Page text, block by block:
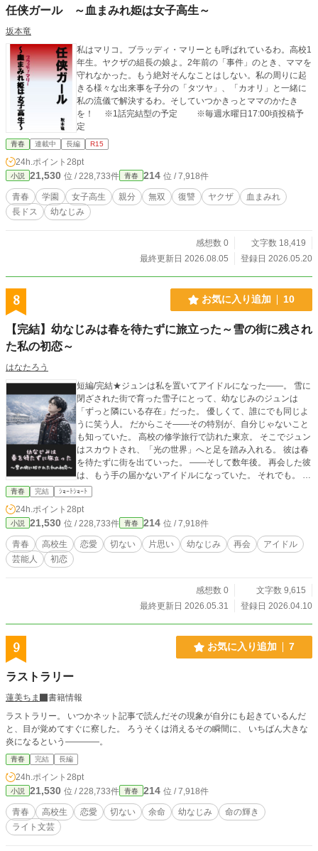
任侠ガール ～血まみれ姫は女子高生～
坂本竜
私はマリコ。ブラッディ・マリーとも呼ばれているわ。高校1
年生。ヤクザの組長の娘よ。2年前の「事件」のとき、ママを
守れなかった。もう絶対そんなことはしない。私の周りに起
きる様々な出来事を子分の「タツヤ」、「カオリ」と一緒に
私の流儀で解決するわ。そしていつかきっとママのかたき
を！ ※1話完結型の予定 ※毎週水曜日17:00頃投稿予
定
青春 連載中 長編 R15
24h.ポイント 28pt
小説 21,530 位 / 228,733件 青春 214 位 / 7,918件
青春 学園 女子高生 親分 無双 復讐 ヤクザ
血まみれ
長ドス
幼なじみ
感想数 0
文字数 18,419
最終更新日 2026.08.05
登録日 2026.05.20
8 お気に入り追加 10
【完結】幼なじみは春を待たずに旅立った～雪の街に残され
た私の初恋～
はなたろう
短編/完結★ジュンは私を置いてアイドルになった――。 雪に
閉ざされた街で育った雪子にとって、幼なじみのジュンは
「ずっと隣にいる存在」だった。 優しくて、誰にでも同じよ
うに笑う人。 だからこそ――その特別が、自分じゃないこと
も知っていた。 高校の修学旅行で訪れた東京。 そこでジュン
はスカウトされ、「光の世界」へと足を踏み入れる。 彼は春
を待たずに街を出ていった。 ――そして数年後。 再会した彼
は、もう手の届かないアイドルになっていた。 それでも。 か
つて自分がかけた一言が、彼の背中を押していたと知ったと
き―― 止まっていた時間が、静かに動き出す。 これは、初恋
を置いていかれた私が、もう一度前に進むまでの物語。 ★皆
様からの反応が執筆のエネルギー源です。 いいな～と思った
ら、お気に入りや♡をポチっとお願いいたします🎵
青春 完結 ｼｮｰﾄｼｮｰﾄ
24h.ポイント 28pt
小説 21,530 位 / 228,733件 青春 214 位 / 7,918件
青春 高校生 恋愛 切ない 片思い 幼なじみ 再会
アイドル
芸能人
初恋
感想数 0
文字数 9,615
最終更新日 2026.05.31
登録日 2026.04.10
9 お気に入り追加 7
ラストラリー
蓮美ちま
書籍情報
ラストラリー。 いつかネット記事で読んだその現象が自分にも起きているんだ
と、目が覚めてすぐに察した。 ろうそくは消えるその瞬間に、 いちばん大きな
炎になるという――――。
青春 完結 長編
24h.ポイント 28pt
小説 21,530 位 / 228,733件 青春 214 位 / 7,918件
青春 高校生 恋愛 切ない 余命 幼なじみ
命の輝き
ライト文芸